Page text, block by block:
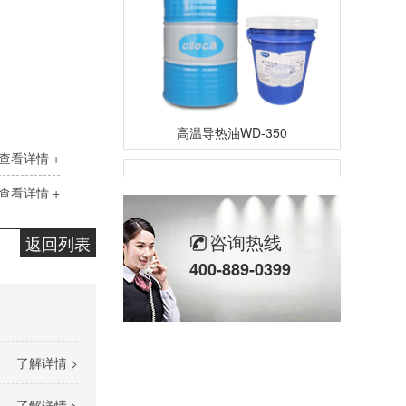
看详情 +
看详情 +
返回列表
了解详情 >
高温导热油WD-350
咨询热线
400-889-0399